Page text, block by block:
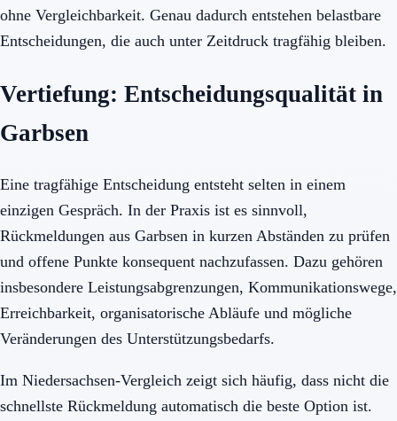
ohne Vergleichbarkeit. Genau dadurch entstehen belastbare
Entscheidungen, die auch unter Zeitdruck tragfähig bleiben.
Vertiefung: Entscheidungsqualität in
Garbsen
Eine tragfähige Entscheidung entsteht selten in einem
einzigen Gespräch. In der Praxis ist es sinnvoll,
Rückmeldungen aus Garbsen in kurzen Abständen zu prüfen
und offene Punkte konsequent nachzufassen. Dazu gehören
insbesondere Leistungsabgrenzungen, Kommunikationswege,
Erreichbarkeit, organisatorische Abläufe und mögliche
Veränderungen des Unterstützungsbedarfs.
Im Niedersachsen-Vergleich zeigt sich häufig, dass nicht die
schnellste Rückmeldung automatisch die beste Option ist.